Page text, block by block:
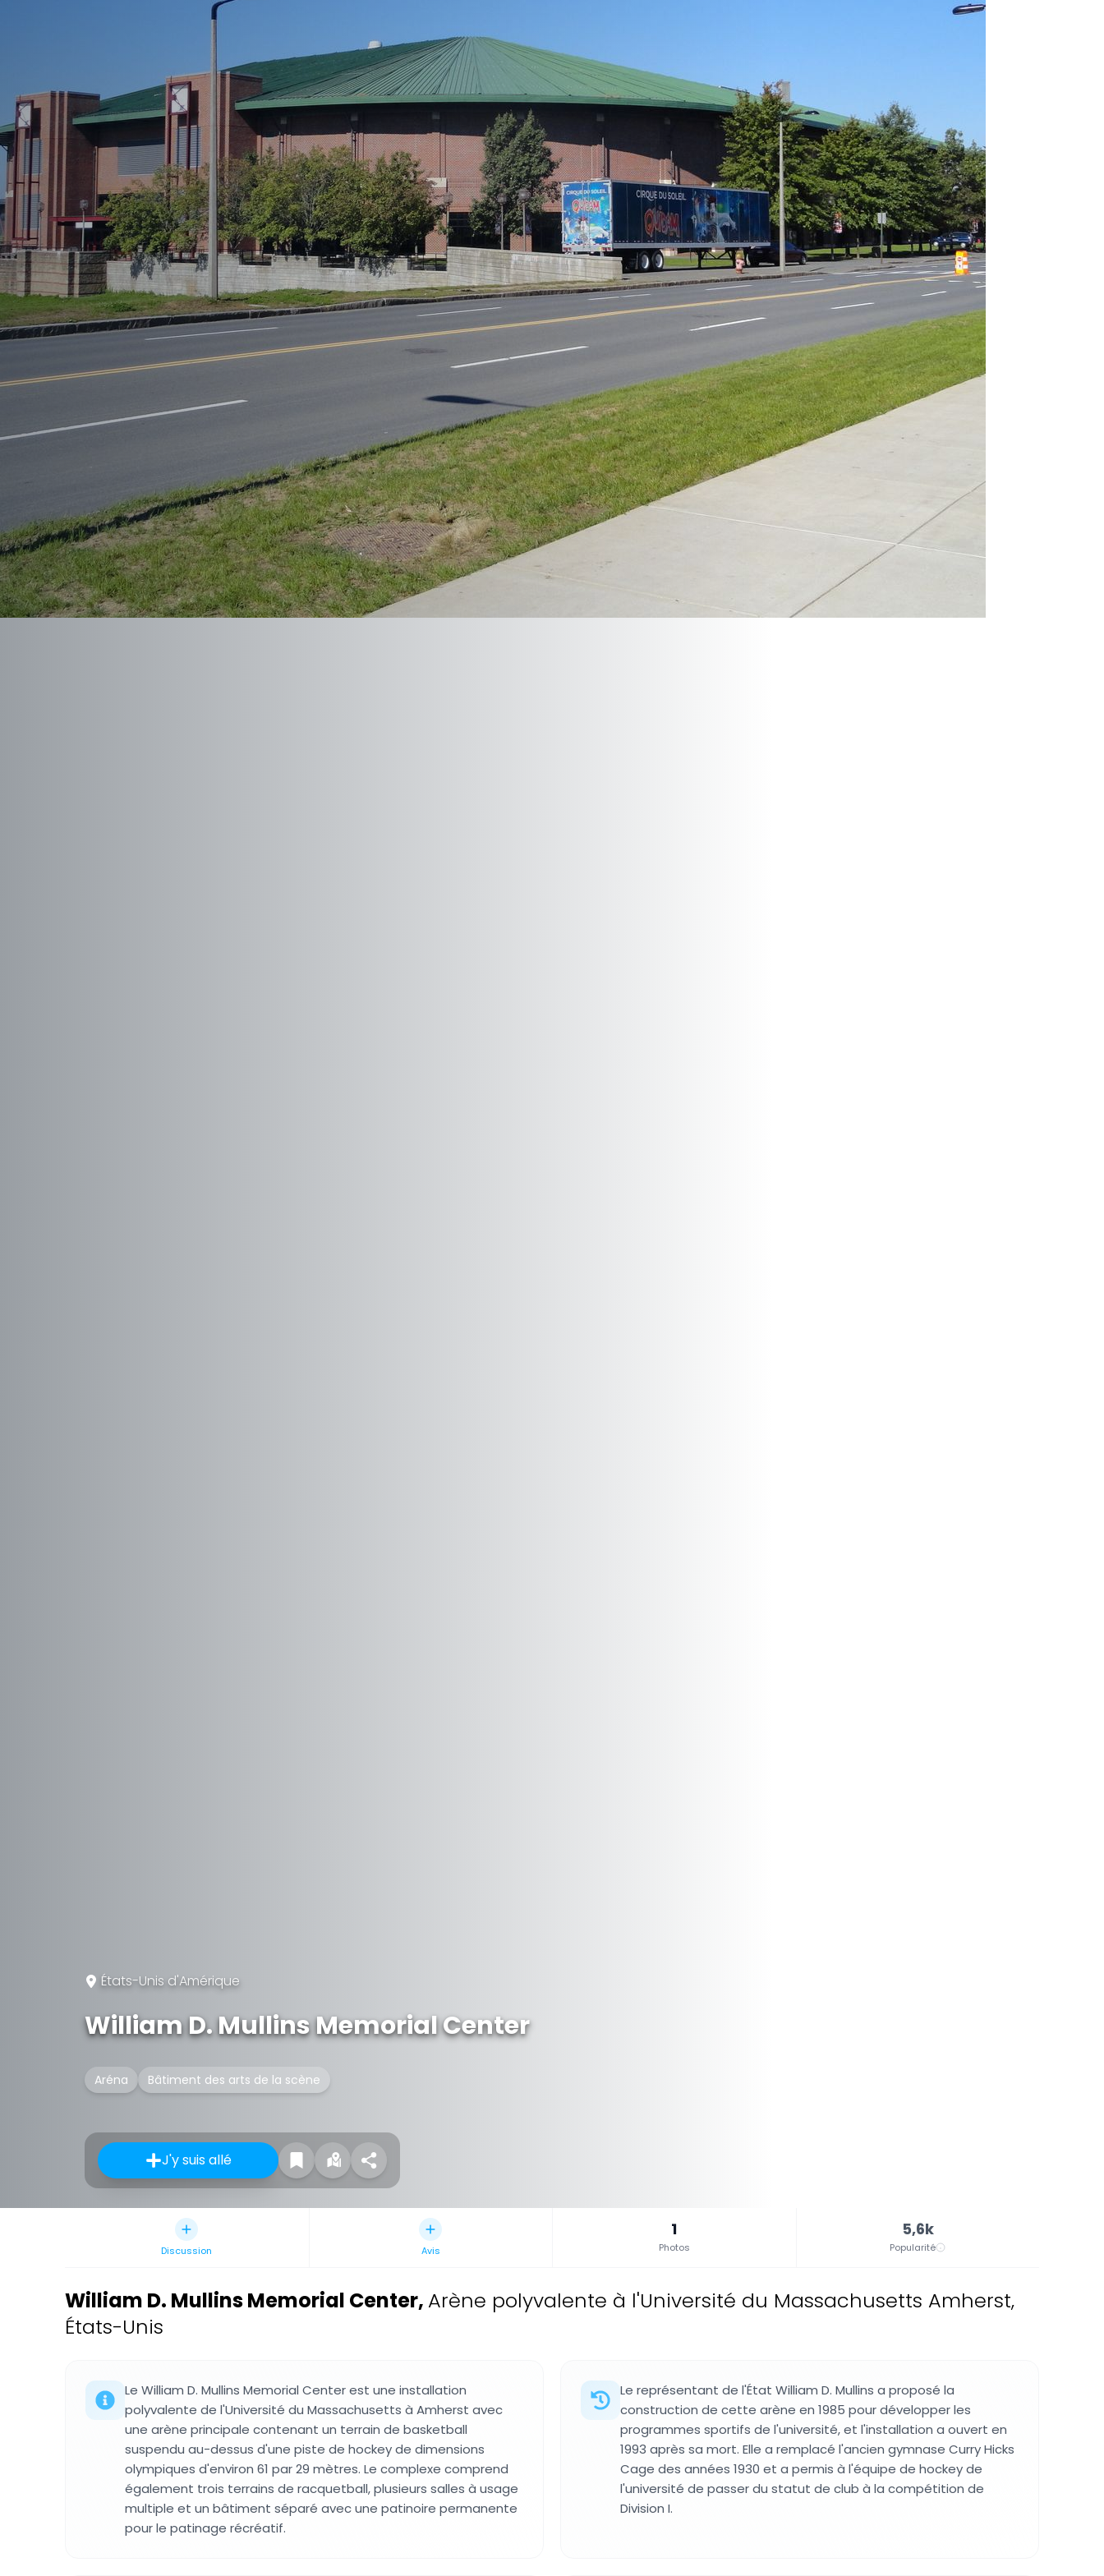
États-Unis d'Amérique
William D. Mullins Memorial Center
Aréna Bâtiment des arts de la scène
J'y suis allé
Discussion Avis
1
Photos
5,6k
Popularité
William D. Mullins Memorial Center, Arène polyvalente à l'Université du Massachusetts Amherst,
États-Unis
Le William D. Mullins Memorial Center est une installation
polyvalente de l'Université du Massachusetts à Amherst avec
une arène principale contenant un terrain de basketball
suspendu au-dessus d'une piste de hockey de dimensions
olympiques d'environ 61 par 29 mètres. Le complexe comprend
également trois terrains de racquetball, plusieurs salles à usage
multiple et un bâtiment séparé avec une patinoire permanente
pour le patinage récréatif.
Le représentant de l'État William D. Mullins a proposé la
construction de cette arène en 1985 pour développer les
programmes sportifs de l'université, et l'installation a ouvert en
1993 après sa mort. Elle a remplacé l'ancien gymnase Curry Hicks
Cage des années 1930 et a permis à l'équipe de hockey de
l'université de passer du statut de club à la compétition de
Division I.